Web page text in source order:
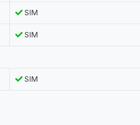
SIM
SIM
SIM